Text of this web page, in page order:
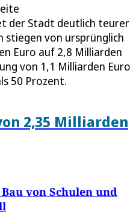
der Stadt deutlich teurer
stiegen von ursprünglich
Euro auf 2,8 Milliarden
von 1,1 Milliarden Euro
50 Prozent.
2,35 Milliarden
von Schulen und